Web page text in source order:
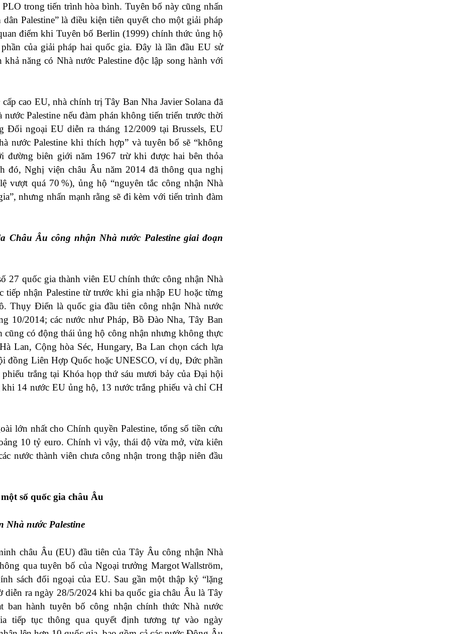
trong tiến trình hòa bình. Tuyên bố này cũng nhấn
Palestine” là điều kiện tiên quyết cho một giải pháp
điểm khi Tuyên bố Berlin (1999) chính thức ủng hộ
của giải pháp hai quốc gia. Đây là lần đầu EU sử
năng có Nhà nước Palestine độc lập song hành với
cao EU, nhà chính trị Tây Ban Nha Javier Solana đã
Palestine nếu đàm phán không tiến triển trước thời
ngoại EU diễn ra tháng 12/2009 tại Brussels, EU
nước Palestine khi thích hợp” và tuyên bố sẽ “không
đường biên giới năm 1967 trừ khi được hai bên thỏa
đó, Nghị viện châu Âu năm 2014 đã thông qua nghị
vượt quá 70 %), ủng hộ “nguyên tắc công nhận Nhà
nhưng nhấn mạnh rằng sẽ đi kèm với tiến trình đàm
Châu Âu công nhận Nhà nước Palestine giai đoạn
27 quốc gia thành viên EU chính thức công nhận Nhà
tiếp nhận Palestine từ trước khi gia nhập EU hoặc từng
Điển là quốc gia đầu tiên công nhận Nhà nước
10/2014; các nước như Pháp, Bồ Đào Nha, Tây Ban
có động thái ủng hộ công nhận nhưng không thực
Lan, Cộng hòa Séc, Hungary, Ba Lan chọn cách lựa
đồng Liên Hợp Quốc hoặc UNESCO, ví dụ, Đức phần
trắng tại Khóa họp thứ sáu mươi bảy của Đại hội
14 nước EU ủng hộ, 13 nước trắng phiếu và chỉ CH
lớn nhất cho Chính quyền Palestine, tổng số tiền cứu
10 tỷ euro. Chính vì vậy, thái độ vừa mở, vừa kiên
nước thành viên chưa công nhận trong thập niên đầu
số quốc gia châu Âu
Nhà nước Palestine
châu Âu (EU) đầu tiên của Tây Âu công nhận Nhà
qua tuyên bố của Ngoại trưởng Margot Wallström,
sách đối ngoại của EU. Sau gần một thập kỷ “lặng
diễn ra ngày 28/5/2024 khi ba quốc gia châu Âu là Tây
hành tuyên bố công nhận chính thức Nhà nước
tiếp tục thông qua quyết định tương tự vào ngày